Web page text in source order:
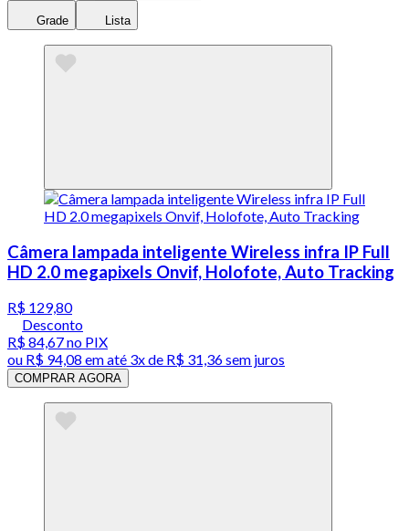
Grade Lista
Câmera lampada inteligente Wireless infra IP Full
HD 2.0 megapixels Onvif, Holofote, Auto Tracking
R$ 129,80
Desconto
R$ 84,67no PIX
ou R$ 94,08 em até 3x de R$ 31,36 sem juros
COMPRAR AGORA